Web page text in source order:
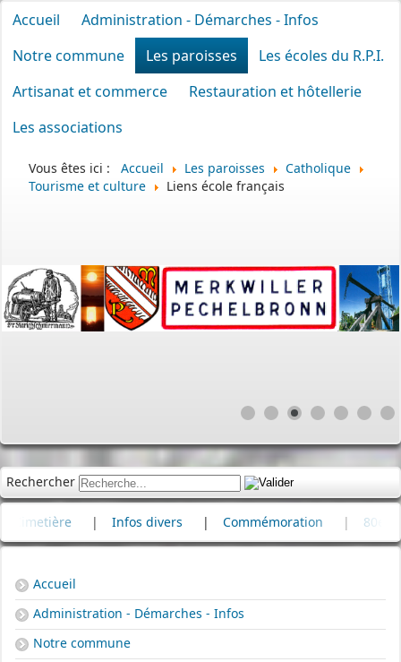
Accueil
Administration - Démarches - Infos
Notre commune
Les paroisses
Les écoles du R.P.I.
Artisanat et commerce
Restauration et hôtellerie
Les associations
Vous êtes ici : Accueil Les paroisses
Catholique
Tourisme et culture
Liens école français
Rechercher
| Infos divers | Commémoration | 80e
Accueil
Administration - Démarches - Infos
Notre commune